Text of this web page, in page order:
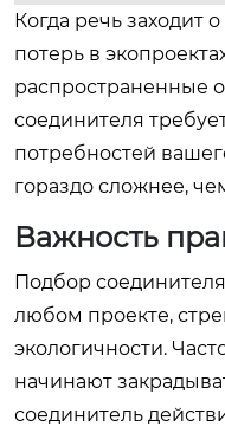
Когда речь заходит
потерь в
распространенные
соединителя
потребностей
гораздо сложнее,
Важность
Подбор
любом проекте,
экологичности.
начинают
соединитель